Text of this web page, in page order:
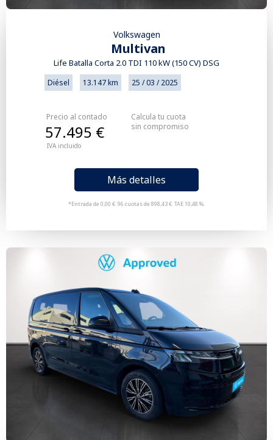
Volkswagen
Multivan
Life Batalla Corta 2.0 TDI 110 kW (150 CV) DSG
Diésel 13.147 km 25 / 03 / 2025
Precio al contado
IVA incluido
57.495 €
Más detalles
*Entrada de 0,00 €. 96 cuotas de 898,43 €. TAE 10,48 %.
Calcula tu cuota
sin compromiso